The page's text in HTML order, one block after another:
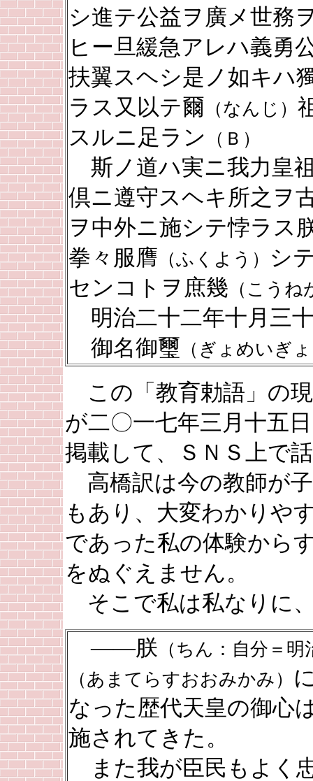
シ進テ公益ヲ廣メ世務
ヒー旦緩急アレハ義勇
扶翼スヘシ是ノ如キハ
ラス又以テ爾 （なんじ）
スルニ足ラン
（Ｂ）
斯ノ道ハ実ニ我力皇
倶ニ遵守スヘキ所之ヲ
ヲ中外ニ施シテ悖ラス
拳々服膺 （ふくよう）
シ
センコトヲ庶幾 （こうね
明治二十二年十月三
御名御璽 （ぎょめいぎ
この「教育勅語」の
が二〇一七年三月十五
掲載して、ＳＮＳ上で
高橋訳は今の教師が
もあり、大変わかりや
であった私の体験から
をぬぐえません。
そこで私は私なりに
――朕 （ちん：自分＝明
（あまてらすおおみかみ）
なった歴代天皇の御心
施されてきた。
また我が臣民もよく